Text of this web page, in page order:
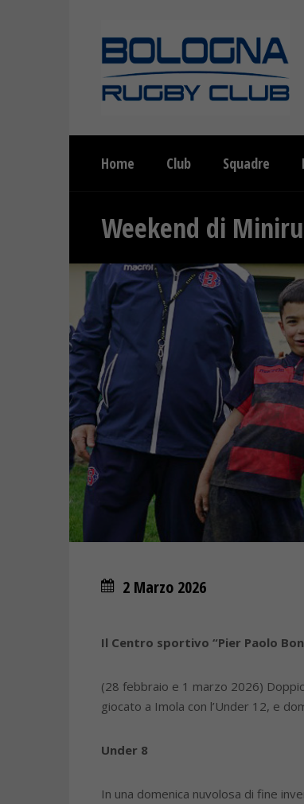
Home Club Squadre
Weekend di
2 Marzo 2026
Il Centro sportivo “Pier Paolo
(28 febbraio e 1 marzo 2026)
giocato a Imola con l’Under 12, e
Under 8
In una domenica nuvolosa di fine